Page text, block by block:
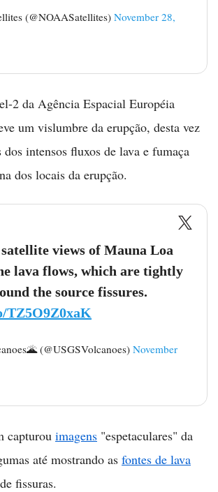
(@NOAASatellites)November 28,
2 da Agência Espacial Européia
um vislumbre da erupção, desta vez
intensos fluxos de lava e fumaça
dos locais da erupção.
views of Mauna Loa
lava flows, which are tightly
the source fissures.
TZ5O9Z0xaK
(@USGSVolcanoes) November
capturou imagens "espetaculares" da
até mostrando as fontes de lava
fissuras.